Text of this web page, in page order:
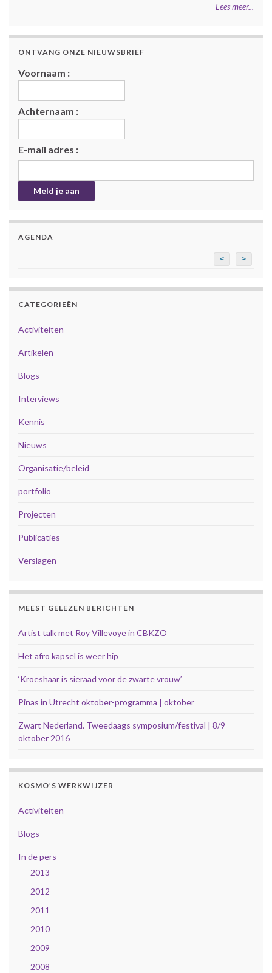
Lees meer...
ONTVANG ONZE NIEUWSBRIEF
Voornaam :
Achternaam :
E-mail adres :
AGENDA
< >
CATEGORIEËN
Activiteiten
Artikelen
Blogs
Interviews
Kennis
Nieuws
Organisatie/beleid
portfolio
Projecten
Publicaties
Verslagen
MEEST GELEZEN BERICHTEN
Artist talk met Roy Villevoye in CBKZO
Het afro kapsel is weer hip
‘Kroeshaar is sieraad voor de zwarte vrouw’
Pinas in Utrecht oktober-programma | oktober
Zwart Nederland. Tweedaags symposium/festival | 8/9
oktober 2016
KOSMO’S WERKWIJZER
Activiteiten
Blogs
In de pers
2013
2012
2011
2010
2009
2008